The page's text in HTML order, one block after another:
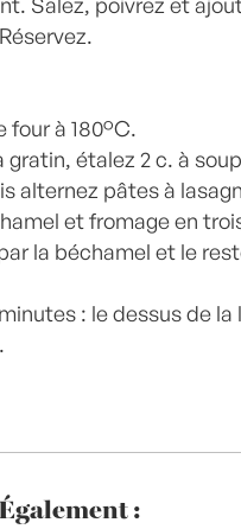
four à 180°C.
gratin, étalez 2 c. à
alternez pâtes à
et fromage en
la béchamel et le
: le dessus de la
: